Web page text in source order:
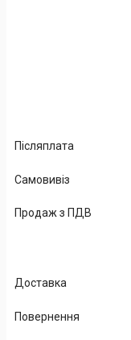
Післяплата
Самовивіз
Продаж з ПДВ
Доставка
Повернення